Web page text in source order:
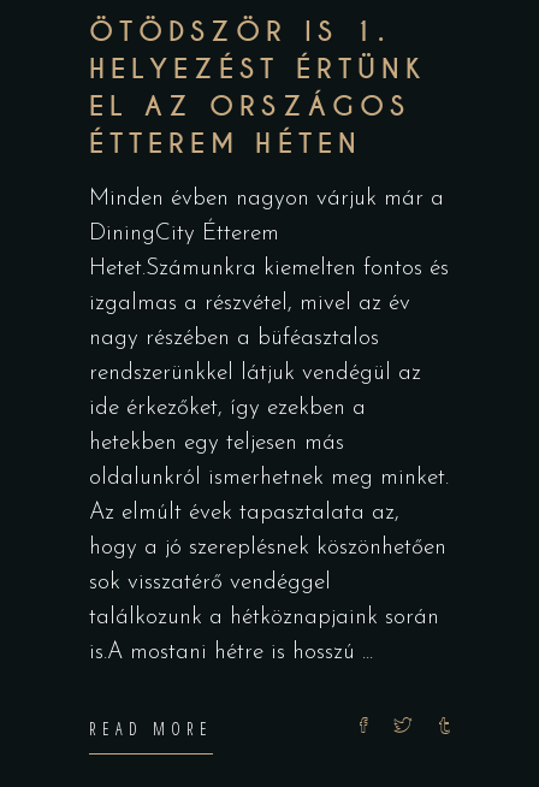
ÖTÖDSZÖR IS 1.
HELYEZÉST ÉRTÜNK
EL AZ ORSZÁGOS
ÉTTEREM HÉTEN
Minden évben nagyon várjuk már a
DiningCity Étterem
Hetet.Számunkra kiemelten fontos és
izgalmas a részvétel, mivel az év
nagy részében a büféasztalos
rendszerünkkel látjuk vendégül az
ide érkezőket, így ezekben a
hetekben egy teljesen más
oldalunkról ismerhetnek meg minket.
Az elmúlt évek tapasztalata az,
hogy a jó szereplésnek köszönhetően
sok visszatérő vendéggel
találkozunk a hétköznapjaink során
is.A mostani hétre is hosszú
READ MORE